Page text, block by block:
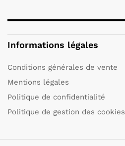
Informations légales
Conditions générales de vente
Mentions légales
Politique de confidentialité
Politique de gestion des cookies